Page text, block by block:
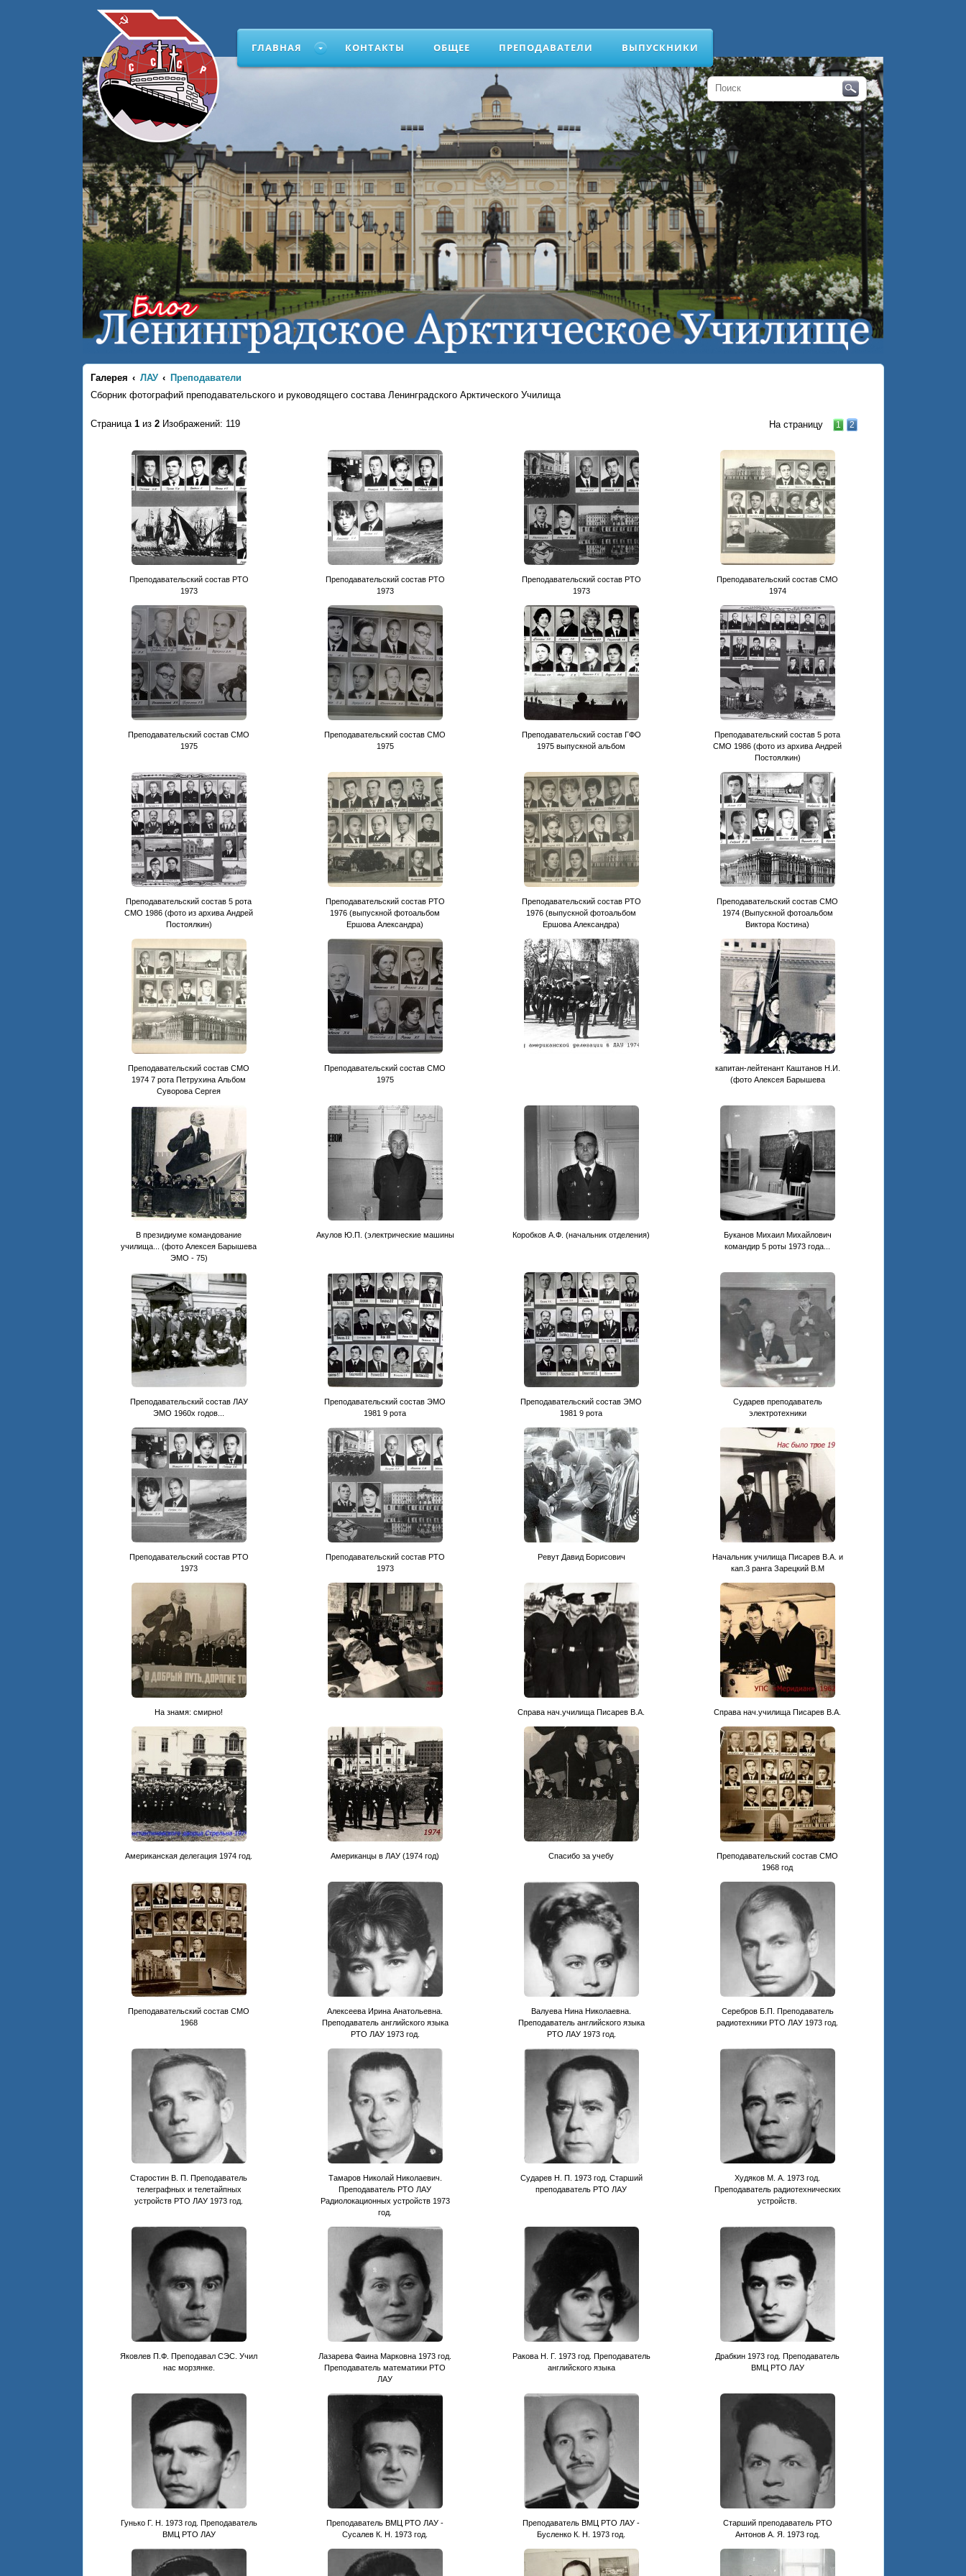
ГЛАВНАЯ КОНТАКТЫ ОБЩЕЕ ПРЕПОДАВАТЕЛИ ВЫПУСКНИКИ
Галерея ЛАУ
Преподаватели
Сборник фотографий преподавательского и руководящего состава Ленинградского Арктического Училища
Страница 1из 2Изображений: 119 На страницу 1 2
Преподавательский состав РТО
1973
Преподавательский состав РТО
1973
Преподавательский состав РТО
1973
Преподавательский состав СМО
1974
Преподавательский состав CМО
1975
Преподавательский состав СМО
1975
Преподавательский состав ГФО
1975 выпускной альбом
Преподавательский состав 5 рота
СМО 1986 (фото из архива Андрей
Постоялкин)
Преподавательский состав 5 рота
СМО 1986 (фото из архива Андрей
Постоялкин)
Преподавательский состав РТО
1976 (выпускной фотоальбом
Ершова Александра)
Преподавательский состав РТО
1976 (выпускной фотоальбом
Ершова Александра)
Преподавательский состав СМО
1974 (Выпускной фотоальбом
Виктора Костина)
Преподавательский состав СМО
1974 7 рота Петрухина Альбом
Суворова Сергея
Преподавательский состав CМО
1975
капитан-лейтенант Каштанов Н.И.
(фото Алексея Барышева
В президиуме командование
училища... (фото Алексея Барышева
ЭМО - 75)
Акулов Ю.П. (электрические машины Коробков А.Ф. (начальник отделения)
Буканов Михаил Михайлович
командир 5 роты 1973 года...
Преподавательский состав ЛАУ
ЭМО 1960х годов...
Преподавательский состав ЭМО
1981 9 рота
Преподавательский состав ЭМО
1981 9 рота
Сударев преподаватель
электротехники
Преподавательский состав РТО
1973
Преподавательский состав РТО
1973
Ревут Давид Борисович
Начальник училища Писарев В.А. и
кап.3 ранга Зарецкий В.М
На знамя: смирно! Справа нач.училища Писарев В.А. Cправа нач.училища Писарев В.А.
Американская делегация 1974 год. Американцы в ЛАУ (1974 год) Спасибо за учебу
Преподавательский состав СМО
1968 год
Преподавательский состав СМО
1968
Алексеева Ирина Анатольевна.
Преподаватель английского языка
РТО ЛАУ 1973 год.
Валуева Нина Николаевна.
Преподаватель английского языка
РТО ЛАУ 1973 год.
Серебров Б.П. Преподаватель
радиотехники РТО ЛАУ 1973 год.
Старостин В. П. Преподаватель
телеграфных и телетайпных
устройств РТО ЛАУ 1973 год.
Тамаров Николай Николаевич.
Преподаватель РТО ЛАУ
Радиолокационных устройств 1973
год.
Сударев Н. П. 1973 год. Старший
преподаватель РТО ЛАУ
Худяков М. А. 1973 год.
Преподаватель радиотехнических
устройств.
Яковлев П.Ф. Преподавал СЭС. Учил
нас морзянке.
Лазарева Фаина Марковна 1973 год.
Преподаватель математики РТО
ЛАУ
Ракова Н. Г. 1973 год. Преподаватель
английского языка
Драбкин 1973 год. Преподаватель
ВМЦ РТО ЛАУ
Гунько Г. Н. 1973 год. Преподаватель
ВМЦ РТО ЛАУ
Преподаватель ВМЦ РТО ЛАУ -
Сусалев К. Н. 1973 год.
Преподаватель ВМЦ РТО ЛАУ -
Бусленко К. Н. 1973 год.
Старший преподаватель РТО
Антонов А. Я. 1973 год.